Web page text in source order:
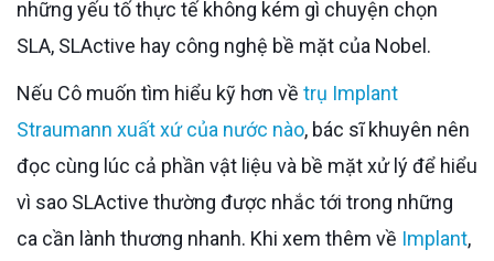
những yếu tố thực tế không kém gì chuyện chọn
SLA, SLActive hay công nghệ bề mặt của Nobel.
Nếu Cô muốn tìm hiểu kỹ hơn về trụ Implant
Straumann xuất xứ của nước nào, bác sĩ khuyên nên
đọc cùng lúc cả phần vật liệu và bề mặt xử lý để hiểu
vì sao SLActive thường được nhắc tới trong những
ca cần lành thương nhanh. Khi xem thêm về Implant,